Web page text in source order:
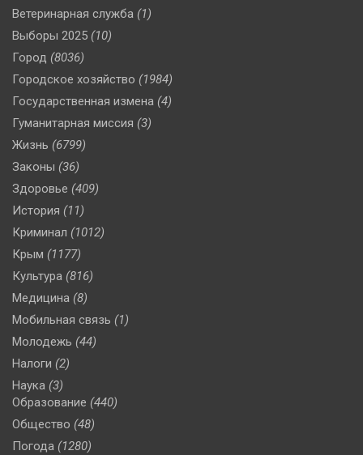
Ветеринарная служба (1)
Выборы 2025 (10)
Город (8036)
Городское хозяйство (1984)
Государственная измена (4)
Гуманитарная миссия (3)
Жизнь (6799)
Законы (36)
Здоровье (409)
История (11)
Криминал (1012)
Крым (1177)
Культура (816)
Медицина (8)
Мобильная связь (1)
Молодежь (44)
Налоги (2)
Наука (3)
Образование (440)
Общество (48)
Погода (1280)